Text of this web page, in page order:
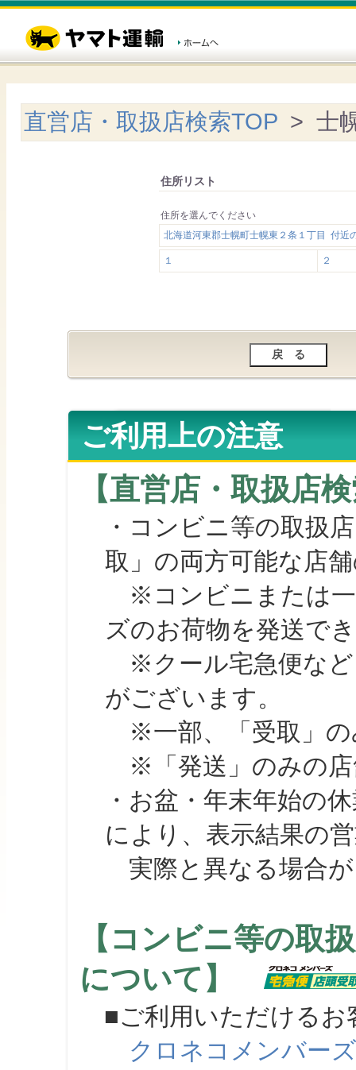
直営店・取扱店検索TOP > 士
住所リスト
住所を選んでください
北海道河東郡士幌町士幌東２条１丁目 付近
１ ２
ご利用上の注意
【直営店・取扱店
・コンビニ等の取扱
取」の両方可能な店
※コンビニまたは一
ズのお荷物を発送で
※クール宅急便など
がございます。
※一部、「受取」の
※「発送」のみの店
・お盆・年末年始の
により、表示結果の
実際と異なる場合が
【コンビニ等の取
について】
■ご利用いただけるお
クロネコメンバーズ